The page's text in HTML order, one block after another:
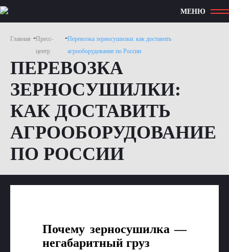
МЕНЮ
Главная -Пресс-
центр
-Перевозка зерносушилки: как доставить
агрооборудование по России
ПЕРЕВОЗКА
ЗЕРНОСУШИЛКИ:
КАК ДОСТАВИТЬ
АГРООБОРУДОВАНИЕ
ПО РОССИИ
Почему зерносушилка —
негабаритный груз